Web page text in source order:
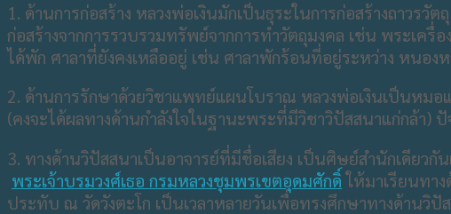
1. ด้านการก่อสร้าง หลวงพ่อเงินมักเป็นธุระในการก่อสร้างถาวรวั
ก่อสร้างจากการรวบรวมทรัพย์จากการทำวัตถุมงคล เช่น พระเ
ได้พัก ศาลาที่ยังคงเหลืออยู่ เช่น ศาลาพักร้อนที่อยู่ระหว่าง​ หนอ
2. ด้านการรักษาด้วยวิชาแพทย์แผนโบราณ หลวงพ่อเงินเป็นหม
(คงจะได้ผลทางด้านกำลังใจในฐานะพระที่มีวิชาวิปัสสนาแก่กล้า)
3. ทางด้านวิปัสสนาเป็นอาจารย์ที่มีชื่อเสียง เป็นศิษย์สำนักเดียว
พระเจ้าบรมวงศ์เธอ​ กรมหลวงชุมพรเขตอุดมศักดิ์ ให้มาเรียนทา
ประทับ ณ วัดวังตะโก เป็นเวลาหลายวันเพื่อทรงศึกษาทางด้านวิปั